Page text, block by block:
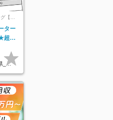
【リ
ター
超大
_大